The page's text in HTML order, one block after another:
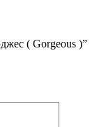
( Gorgeous )”